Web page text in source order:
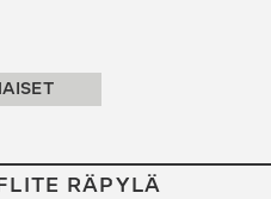
RÄPYLÄ